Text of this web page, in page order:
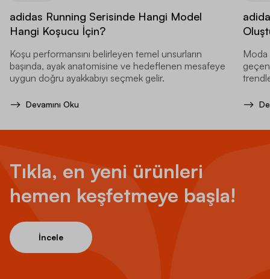
adidas Running Serisinde Hangi Model
Hangi Koşucu İçin?
Koşu performansını belirleyen temel unsurların
başında, ayak anatomisine ve hedeflenen mesafeye
uygun doğru ayakkabıyı seçmek gelir.
Devamını Oku
Moda
Tıkla, en yeni ürünleri
hemen keşfetmeye başla!
İncele